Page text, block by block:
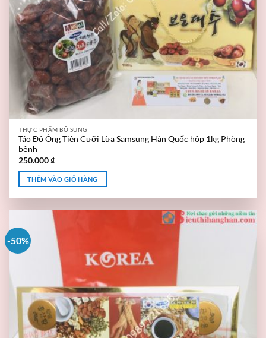
THỰC PHẨM BỔ SUNG
Táo Đỏ Ông Tiên Cưỡi Lừa Samsung Hàn Quốc hộp 1kg Phòng
bệnh
250.000₫
THÊM VÀO GIỎ HÀNG
-50%